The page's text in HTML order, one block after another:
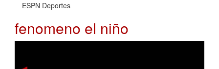
ESPN Deportes
fenomeno el niño